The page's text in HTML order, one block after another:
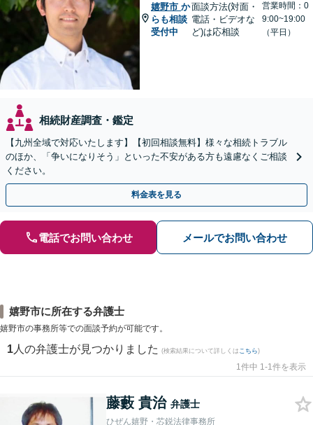
嬉野市 か
らも相談
受付中
面談方法(対面・
電話・ビデオな
ど)は応相談
営業時間：0
9:00~19:00
（平日）
相続財産調査・鑑定
【九州全域で対応いたします】【初回相談無料】様々な相続トラブル
のほか、「争いになりそう」といった不安がある方も遠慮なくご相談
ください。
料金表を見る
電話でお問い合わせ メールでお問い合わせ
嬉野市に所在する弁護士
嬉野市の事務所等での面談予約が可能です。
1 人の弁護士が見つかりました (検索結果について詳しくは こちら)
1件中 1-1件を表示
藤藪 貴治 弁護士
ひぜん嬉野・芯鋭法律事務所